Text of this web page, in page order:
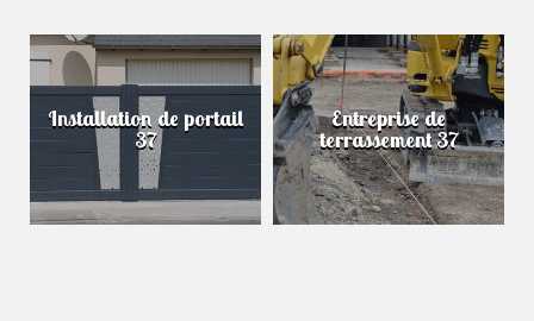
Installation de portail
37
Entreprise de
terrassement 37